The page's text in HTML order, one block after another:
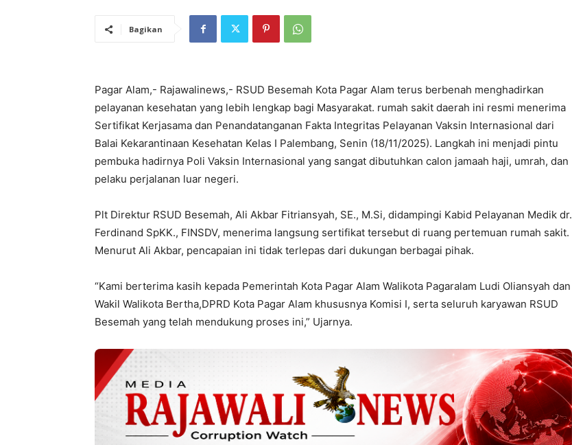
Bagikan
Pagar Alam,- Rajawalinews,- RSUD Besemah Kota Pagar Alam terus berbenah menghadirkan
pelayanan kesehatan yang lebih lengkap bagi Masyarakat. rumah sakit daerah ini resmi menerima
Sertifikat Kerjasama dan Penandatanganan Fakta Integritas Pelayanan Vaksin Internasional dari
Balai Kekarantinaan Kesehatan Kelas I Palembang, Senin (18/11/2025). Langkah ini menjadi pintu
pembuka hadirnya Poli Vaksin Internasional yang sangat dibutuhkan calon jamaah haji, umrah, dan
pelaku perjalanan luar negeri.
Plt Direktur RSUD Besemah, Ali Akbar Fitriansyah, SE., M.Si, didampingi Kabid Pelayanan Medik dr.
Ferdinand SpKK., FINSDV, menerima langsung sertifikat tersebut di ruang pertemuan rumah sakit.
Menurut Ali Akbar, pencapaian ini tidak terlepas dari dukungan berbagai pihak.
“Kami berterima kasih kepada Pemerintah Kota Pagar Alam Walikota Pagaralam Ludi Oliansyah dan
Wakil Walikota Bertha,DPRD Kota Pagar Alam khususnya Komisi I, serta seluruh karyawan RSUD
Besemah yang telah mendukung proses ini,” Ujarnya.